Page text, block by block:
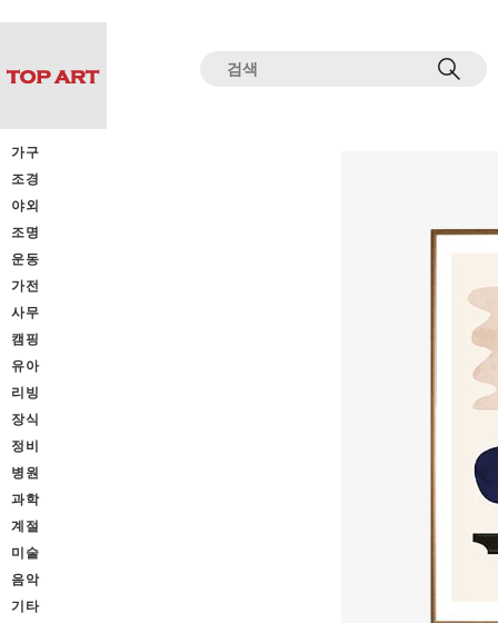
가구
조경
야외
조명
운동
가전
사무
캠핑
유아
리빙
장식
정비
병원
과학
계절
미술
음악
기타